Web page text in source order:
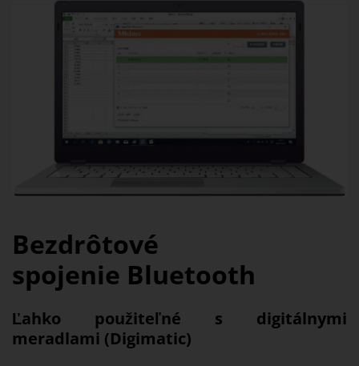
Bezdrôtové
spojenie Bluetooth
Ľahko použiteľné s digitálnymi
meradlami (Digimatic)